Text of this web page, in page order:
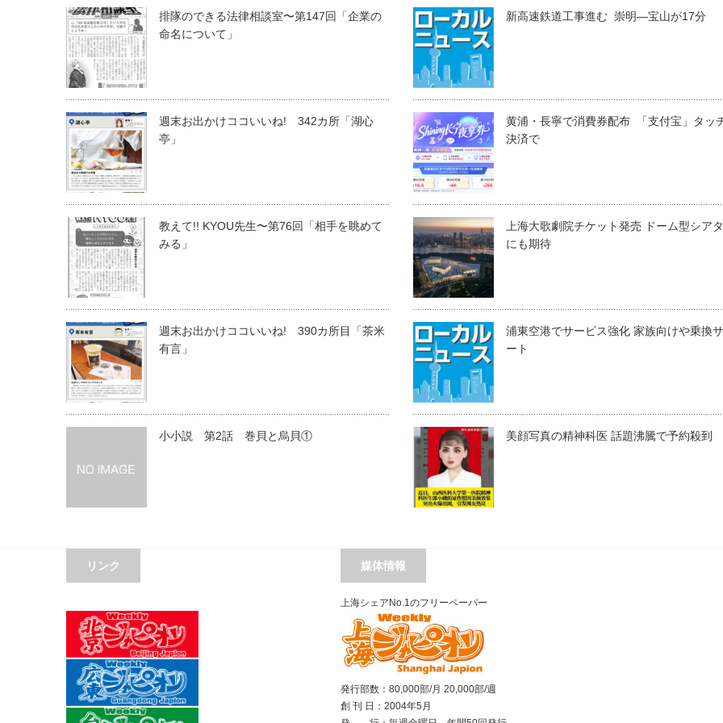
排隊のできる法律相談室〜第147回「企業の
命名について」
週末お出かけココいいね! 342カ所「湖心
亭」
教えて!! KYOU先生〜第76回「相手を眺めて
みる」
週末お出かけココいいね! 390カ所目「茶米
有言」
小小説 第2話 巻貝と烏貝①
新高速鉄道工事進む 崇明―宝山が17分
黄浦・長寧で消費券配布 「支付宝」タッ
決済で
上海大歌劇院チケット発売 ドーム型シア
にも期待
浦東空港でサービス強化 家族向けや乗換
ート
美顔写真の精神科医 話題沸騰で予約殺到
リンク 媒体情報
上海シェアNo.1のフリーペーパー
発行部数：80,000部/月 20,000部/週
創 刊 日：2004年5月